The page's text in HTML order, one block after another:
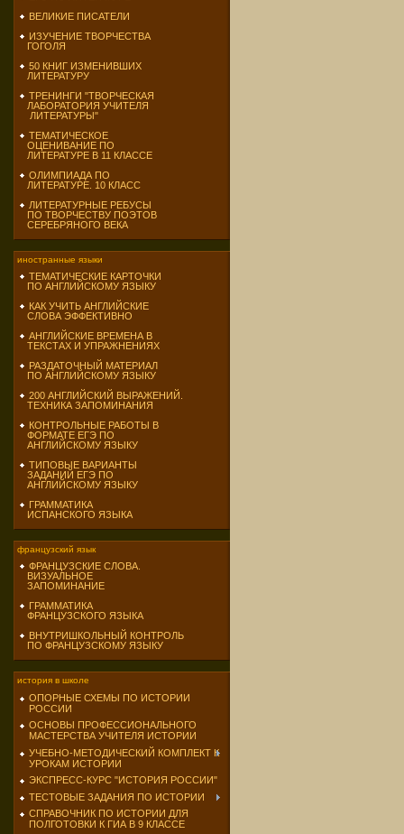
ВЕЛИКИЕ ПИСАТЕЛИ
ИЗУЧЕНИЕ ТВОРЧЕСТВА
ГОГОЛЯ
50 КНИГ ИЗМЕНИВШИХ
ЛИТЕРАТУРУ
ТРЕНИНГИ "ТВОРЧЕСКАЯ
ЛАБОРАТОРИЯ УЧИТЕЛЯ
ЛИТЕРАТУРЫ"
ТЕМАТИЧЕСКОЕ
ОЦЕНИВАНИЕ ПО
ЛИТЕРАТУРЕ В 11 КЛАССЕ
ОЛИМПИАДА ПО
ЛИТЕРАТУРЕ. 10 КЛАСС
ЛИТЕРАТУРНЫЕ РЕБУСЫ
ПО ТВОРЧЕСТВУ ПОЭТОВ
СЕРЕБРЯНОГО ВЕКА
иностранные языки
ТЕМАТИЧЕСКИЕ КАРТОЧКИ
ПО АНГЛИЙСКОМУ ЯЗЫКУ
КАК УЧИТЬ АНГЛИЙСКИЕ
СЛОВА ЭФФЕКТИВНО
АНГЛИЙСКИЕ ВРЕМЕНА В
ТЕКСТАХ И УПРАЖНЕНИЯХ
РАЗДАТОЧНЫЙ МАТЕРИАЛ
ПО АНГЛИЙСКОМУ ЯЗЫКУ
200 АНГЛИЙСКИЙ ВЫРАЖЕНИЙ.
ТЕХНИКА ЗАПОМИНАНИЯ
КОНТРОЛЬНЫЕ РАБОТЫ В
ФОРМАТЕ ЕГЭ ПО
АНГЛИЙСКОМУ ЯЗЫКУ
ТИПОВЫЕ ВАРИАНТЫ
ЗАДАНИЙ ЕГЭ ПО
АНГЛИЙСКОМУ ЯЗЫКУ
ГРАММАТИКА
ИСПАНСКОГО ЯЗЫКА
французский язык
ФРАНЦУЗСКИЕ СЛОВА.
ВИЗУАЛЬНОЕ
ЗАПОМИНАНИЕ
ГРАММАТИКА
ФРАНЦУЗСКОГО ЯЗЫКА
ВНУТРИШКОЛЬНЫЙ КОНТРОЛЬ
ПО ФРАНЦУЗСКОМУ ЯЗЫКУ
история в школе
ОПОРНЫЕ СХЕМЫ ПО ИСТОРИИ
РОССИИ
ОСНОВЫ ПРОФЕССИОНАЛЬНОГО
МАСТЕРСТВА УЧИТЕЛЯ ИСТОРИИ
УЧЕБНО-МЕТОДИЧЕСКИЙ КОМПЛЕКТ К
УРОКАМ ИСТОРИИ
ЭКСПРЕСС-КУРС "ИСТОРИЯ РОССИИ"
ТЕСТОВЫЕ ЗАДАНИЯ ПО ИСТОРИИ
СПРАВОЧНИК ПО ИСТОРИИ ДЛЯ
ПОЛГОТОВКИ К ГИА В 9 КЛАССЕ